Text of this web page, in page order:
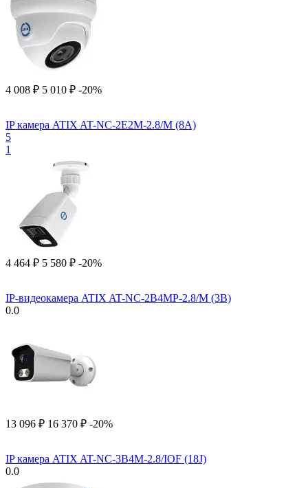
4 008 ₽ 5 010 ₽ -20%
IP камера ATIX AT-NC-2E2M-2.8/M (8A)
5
1
4 464 ₽ 5 580 ₽ -20%
IP-видеокамера ATIX AT-NC-2B4MP-2.8/M (3B)
0.0
13 096 ₽ 16 370 ₽ -20%
IP камера ATIX AT-NC-3B4M-2.8/IOF (18J)
0.0